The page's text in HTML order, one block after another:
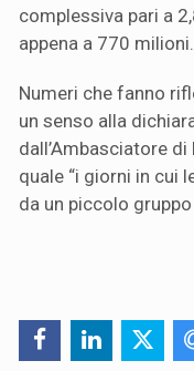
complessiva pari a
appena a 770 milioni.
Numeri che fanno
un senso alla
dall’Ambasciatore
quale “i giorni in cui
da un piccolo